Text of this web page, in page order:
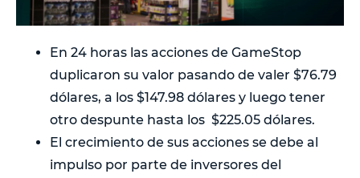
En 24 horas las acciones de GameStop
duplicaron su valor pasando de valer $76.79
dólares, a los $147.98 dólares y luego tener
otro despunte hasta los $225.05 dólares.
El crecimiento de sus acciones se debe al
impulso por parte de inversores del